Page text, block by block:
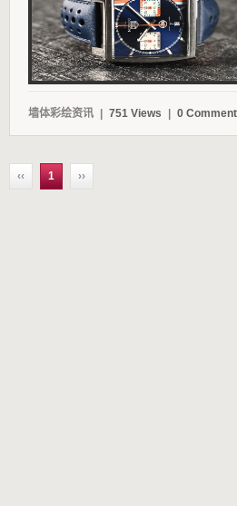
墙体彩绘资讯 751 Views 0
‹‹ 1 ››